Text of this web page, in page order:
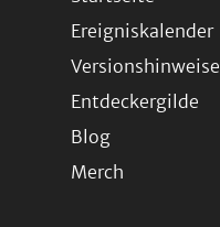
Ereigniskalender
Versionshinweise
Entdeckergilde
Blog
Merch